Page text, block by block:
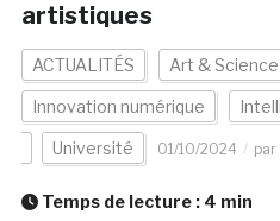
artistiques
ACTUALITÉS Art & Science
Innovation numérique
Université 01/10/2024 par
Temps de lecture : 4 min